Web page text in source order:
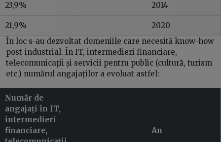
23,9% 2014
21,9%
2020
În loc s-au dezvoltat domeniile care necesită know-how
post-industrial. În IT, intermedieri financiare,
telecomunicații și servicii pentru public (cultură, turism
etc.) numărul angajaților a evoluat astfel:
Număr de
angajați în IT,
intermedieri
financiare,
An